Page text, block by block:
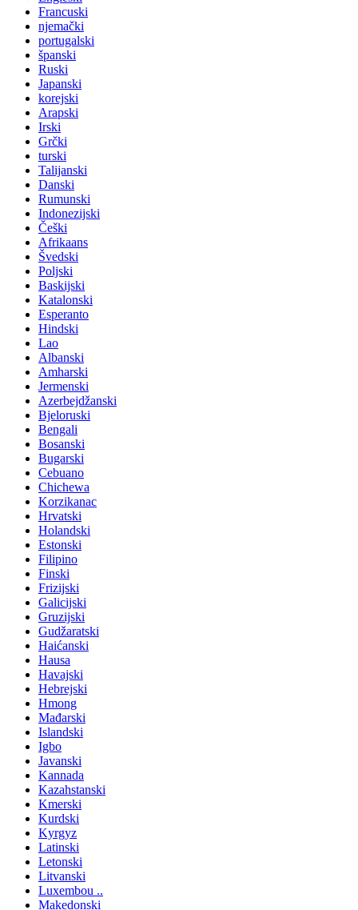
Francuski
njemački
portugalski
španski
Ruski
Japanski
korejski
Arapski
Irski
Grčki
turski
Talijanski
Danski
Rumunski
Indonezijski
Češki
Afrikaans
Švedski
Poljski
Baskijski
Katalonski
Esperanto
Hindski
Lao
Albanski
Amharski
Jermenski
Azerbejdžanski
Bjeloruski
Bengali
Bosanski
Bugarski
Cebuano
Chichewa
Korzikanac
Hrvatski
Holandski
Estonski
Filipino
Finski
Frizijski
Galicijski
Gruzijski
Gudžaratski
Haićanski
Hausa
Havajski
Hebrejski
Hmong
Mađarski
Islandski
Igbo
Javanski
Kannada
Kazahstanski
Kmerski
Kurdski
Kyrgyz
Latinski
Letonski
Litvanski
Luxembou ..
Makedonski